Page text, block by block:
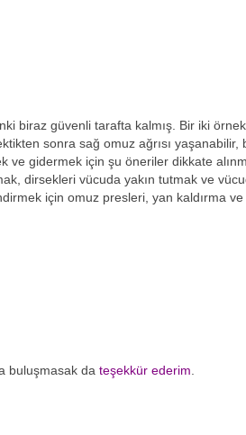
biraz güvenli tarafta kalmış. Bir iki
sonra sağ omuz ağrısı
ve gidermek için şu öneriler dikkate
dirsekleri vücuda yakın tutmak ve
için omuz presleri, yan kaldırma
buluşmasak da teşekkür ederim